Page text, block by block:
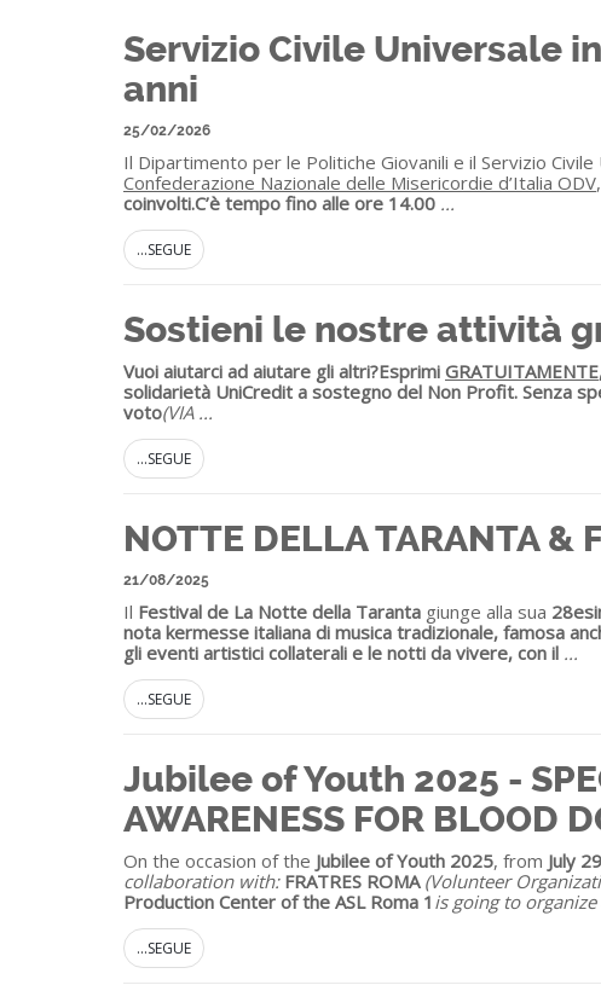
Servizio Civile Universale
anni
25/02/2026
Il Dipartimento per le Politiche Giovanili e il Servizio
Confederazione Nazionale delle Misericordie d’Italia ODV
coinvolti.C’è tempo fino alle ore 14.00 ...
...SEGUE
Sostieni le nostre attività
Vuoi aiutarci ad aiutare gli altri?Esprimi GRATUITAMENTE
solidarietà UniCredit a sostegno del Non Profit. Senza
voto(VIA...
...SEGUE
NOTTE DELLA TARANTA &
21/08/2025
Il Festival de La Notte della Taranta giunge alla sua
nota kermesse italiana di musica tradizionale, famosa
gli eventi artistici collaterali e le notti da vivere, con il ...
...SEGUE
Jubilee of Youth 2025 -
AWARENESS FOR BLOOD
On the occasion of the Jubilee of Youth 2025, from July
collaboration with: FRATRES ROMA (Volunteer
Production Center of the ASL Roma 1 is going to organize
...SEGUE